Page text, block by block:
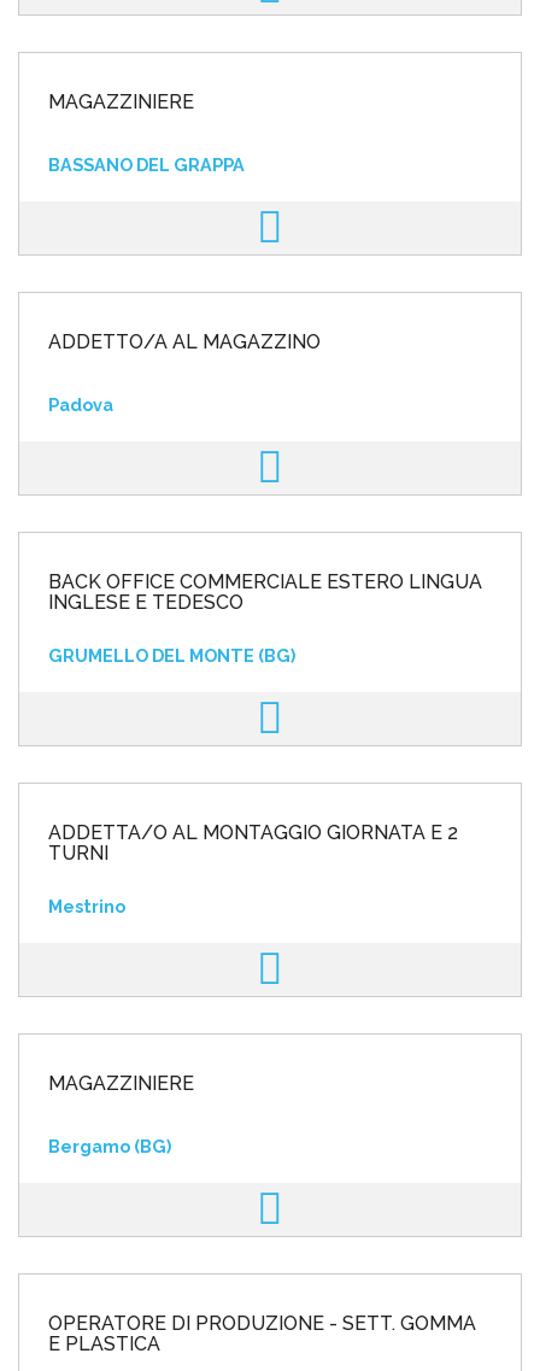
MAGAZZINIERE
BASSANO DEL GRAPPA
ADDETTO/A AL MAGAZZINO
Padova
BACK OFFICE COMMERCIALE ESTERO LINGUA
INGLESE E TEDESCO
GRUMELLO DEL MONTE (BG)
ADDETTA/O AL MONTAGGIO GIORNATA E 2
TURNI
Mestrino
MAGAZZINIERE
Bergamo (BG)
OPERATORE DI PRODUZIONE - SETT. GOMMA
E PLASTICA